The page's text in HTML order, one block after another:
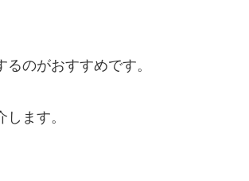
のがおすすめです。
ます。